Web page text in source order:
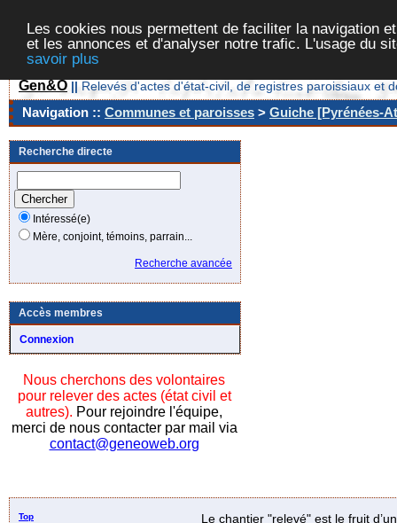
Les cookies nous permettent de faciliter la navigation
et les annonces et d'analyser notre trafic. L'usage du
savoir plus
Gen&O || Relevés d'actes d'état-civil, de registres paroissiaux et
Navigation :: Communes et paroisses > Guiche [Pyrénées-
Recherche directe
Intéressé(e)
Mère, conjoint, témoins, parrain...
Recherche avancée
Accès membres
Connexion
Nous cherchons des volontaires
pour relever des actes (état civil et
autres). Pour rejoindre l'équipe,
merci de nous contacter par mail via
contact@geneoweb.org
Top
Le chantier "relevé" est le fruit